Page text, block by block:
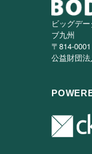
ビッグデ
ブ九州
〒814-
公益財団